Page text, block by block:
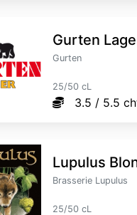
Gurten
Gurten
25/50 cL
3.5 / 5.5
Lupulus
Brasserie Lupulus
25/50 cL